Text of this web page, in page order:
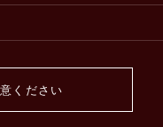
ください